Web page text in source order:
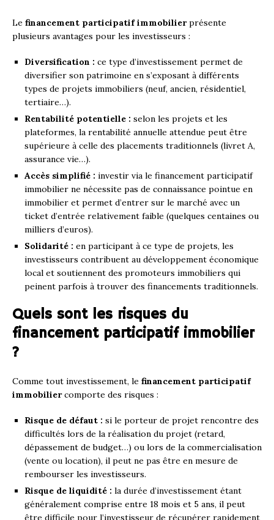
Le financement participatif immobilierprésente
plusieurs avantages pour les investisseurs :
Diversification : ce type d’investissement permet de
diversifier son patrimoine en s’exposant à différents
types de projets immobiliers (neuf, ancien, résidentiel,
tertiaire…).
Rentabilité potentielle : selon les projets et les
plateformes, la rentabilité annuelle attendue peut être
supérieure à celle des placements traditionnels (livret A,
assurance vie…).
Accès simplifié : investir via le financement participatif
immobilier ne nécessite pas de connaissance pointue en
immobilier et permet d’entrer sur le marché avec un
ticket d’entrée relativement faible (quelques centaines ou
milliers d’euros).
Solidarité : en participant à ce type de projets, les
investisseurs contribuent au développement économique
local et soutiennent des promoteurs immobiliers qui
peinent parfois à trouver des financements traditionnels.
Quels sont les risques du
financement participatif immobilier
?
Comme tout investissement, le financement participatif
immobiliercomporte des risques :
Risque de défaut : si le porteur de projet rencontre des
difficultés lors de la réalisation du projet (retard,
dépassement de budget…) ou lors de la commercialisation
(vente ou location), il peut ne pas être en mesure de
rembourser les investisseurs.
Risque de liquidité : la durée d’investissement étant
généralement comprise entre 18 mois et 5 ans, il peut
être difficile pour l’investisseur de récupérer rapidement